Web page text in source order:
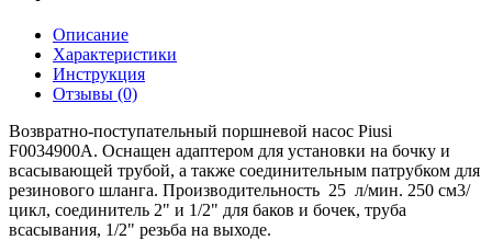
Описание
Характеристики
Инструкция
Отзывы (0)
Возвратно-поступательный поршневой насос Piusi
F0034900A. Оснащен адаптером для установки на бочку и
всасывающей трубой, а также соединительным патрубком для
резинового шланга. Производительность 25 л/мин. 250 см3/
цикл, соединитель 2" и 1/2" для баков и бочек, труба
всасывания, 1/2" резьба на выходе.